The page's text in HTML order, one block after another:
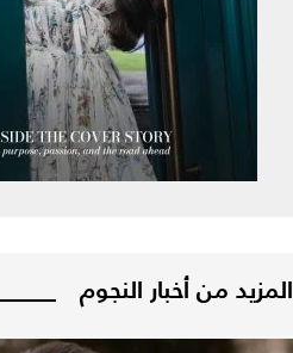
المزيد من أخبار النجوم